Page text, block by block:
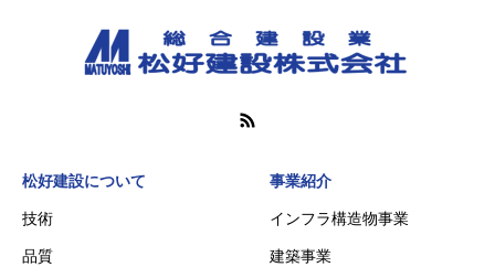
松好建設について
技術
品質
事業紹介
インフラ構造物事業
建築事業